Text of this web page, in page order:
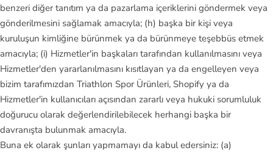
benzeri diğer tanıtım ya da pazarlama içeriklerini göndermek veya
gönderilmesini sağlamak amacıyla; (h) başka bir kişi veya
kuruluşun kimliğine bürünmek ya da bürünmeye teşebbüs etmek
amacıyla; (i) Hizmetler'in başkaları tarafından kullanılmasını veya
Hizmetler'den yararlanılmasını kısıtlayan ya da engelleyen veya
bizim tarafımızdan Triathlon Spor Ürünleri, Shopify ya da
Hizmetler'in kullanıcıları açısından zararlı veya hukuki sorumluluk
doğurucu olarak değerlendirilebilecek herhangi başka bir
davranışta bulunmak amacıyla.
Buna ek olarak şunları yapmamayı da kabul edersiniz: (a)